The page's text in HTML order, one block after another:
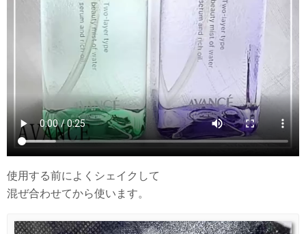
使用する前によくシェイクして
混ぜ合わせてから使います。